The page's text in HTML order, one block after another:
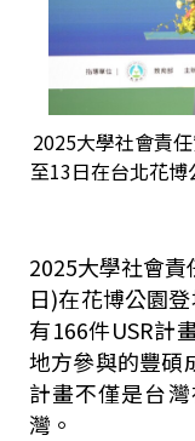
2025大學社會責
至13日在台北花
2025大學社會
日)在花博公園
有166件USR計
地方參與的豐碩
計畫不僅是台
灣。